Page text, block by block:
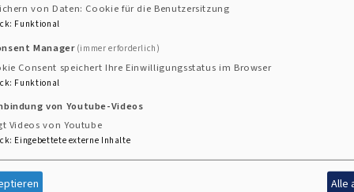
und Fernsehen im Bayerischen Rundfunk ist das
Verkündigungssendungen, ob auf
auf den nächsten Seiten.
die von der Redaktion Religion und Orientierung
von Daten: Cookie für die Benutzersitzung
: Funktional
Manager (immer erforderlich)
Consent speichert Ihre Einwilligungsstatus im Browser
: Funktional
von Youtube-Videos
Videos von Youtube
: Eingebettete externe Inhalte
Alle